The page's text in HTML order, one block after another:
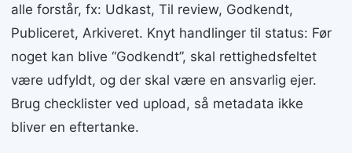
alle forstår, fx: Udkast, Til review, Godkendt,
Publiceret, Arkiveret. Knyt handlinger til status: Før
noget kan blive “Godkendt”, skal rettighedsfeltet
være udfyldt, og der skal være en ansvarlig ejer.
Brug checklister ved upload, så metadata ikke
bliver en eftertanke.